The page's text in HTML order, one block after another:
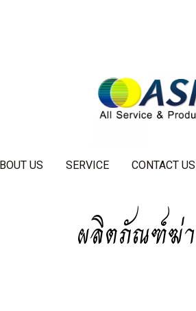
US SERVICE CONTACT US
ผลิตภัณฑ์ฆ่